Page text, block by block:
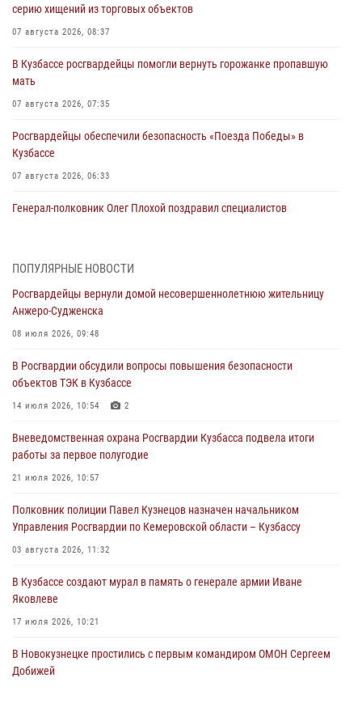
серию хищений из торговых объектов
07 августа 2026, 08:37
В Кузбассе росгвардейцы помогли вернуть горожанке пропавшую
мать
07 августа 2026, 07:35
Росгвардейцы обеспечили безопасность «Поезда Победы» в
Кузбассе
07 августа 2026, 06:33
Генерал-полковник Олег Плохой поздравил специалистов
07 августа 2026, 05:32
С 1 сентября 2026 года вступает в силу новый федеральный закон о
частной охранной деятельности
06 августа 2026, 10:19
Росгвардейцы задержали предполагаемого виновника причинения
ножевого ранения кемеровчанину
06 августа 2026, 09:18
Росгвардейцы задержали мужчину, повредившего имущество
горожанки
06 августа 2026, 08:17
Росгвардейцы пресекли противоправные действия и защитили
новокузнечанку от агрессивного знакомого
06 августа 2026, 07:16
ПОПУЛЯРНЫЕ НОВОСТИ
Росгвардейцы вернули домой несовершеннолетнюю жительницу
Анжеро-Судженска
08 июля 2026, 09:48
В Росгвардии обсудили вопросы повышения безопасности
объектов ТЭК в Кузбассе
14 июля 2026, 10:54 2
Вневедомственная охрана Росгвардии Кузбасса подвела итоги
работы за первое полугодие
21 июля 2026, 10:57
Полковник полиции Павел Кузнецов назначен начальником
Управления Росгвардии по Кемеровской области – Кузбассу
03 августа 2026, 11:32
В Кузбассе создают мурал в память о генерале армии Иване
Яковлеве
17 июля 2026, 10:21
В Новокузнецке простились с первым командиром ОМОН Сергеем
Добижей